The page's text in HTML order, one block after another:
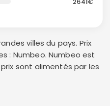
villes du pays. Prix
: Numbeo. Numbeo est
sont alimentés par les